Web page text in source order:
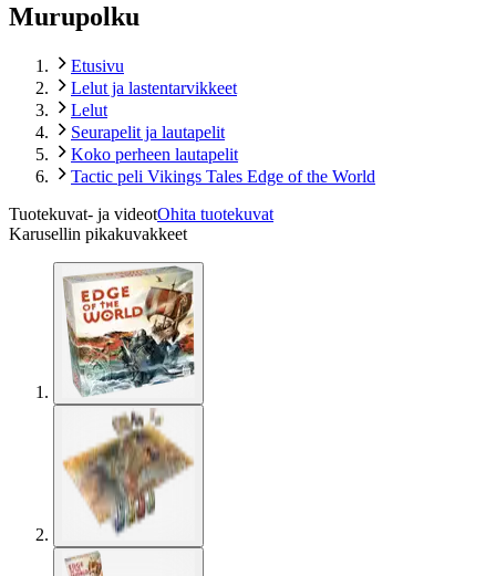
Murupolku
Etusivu
Lelut ja lastentarvikkeet
Lelut
Seurapelit ja lautapelit
Koko perheen lautapelit
Tactic peli Vikings Tales Edge of the World
Tuotekuvat- ja videotOhita tuotekuvat
Karusellin pikakuvakkeet